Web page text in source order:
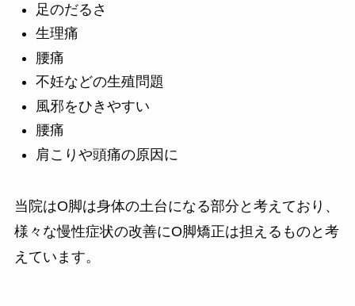
足のだるさ
生理痛
腰痛
不妊などの生殖問題
風邪をひきやすい
腰痛
肩こりや頭痛の原因に
当院はO脚は身体の土台になる部分と考えており、
様々な慢性症状の改善にO脚矯正は担えるものと考
えています。